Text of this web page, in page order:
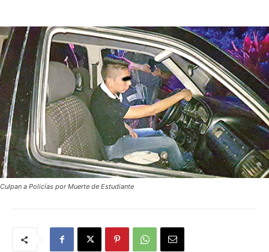
Culpan a Policías por Muerte de Estudiante